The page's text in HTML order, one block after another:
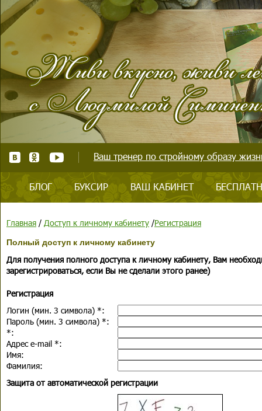
Ваш тренер по стройному образу
БЛОГ БУКСИР ВАШ КАБИНЕТ
Главная / Доступ к личному кабинету /Регистрация
Полный доступ к личному кабинету
Для получения полного доступа к личному кабинету, Вам
зарегистрироваться, если Вы не сделали этого ранее)
Регистрация
Логин (мин. 3 символа) *:
Пароль (мин. 3 символа) *:
*:
Адрес e-mail *:
Имя:
Фамилия:
Защита от автоматической регистрации